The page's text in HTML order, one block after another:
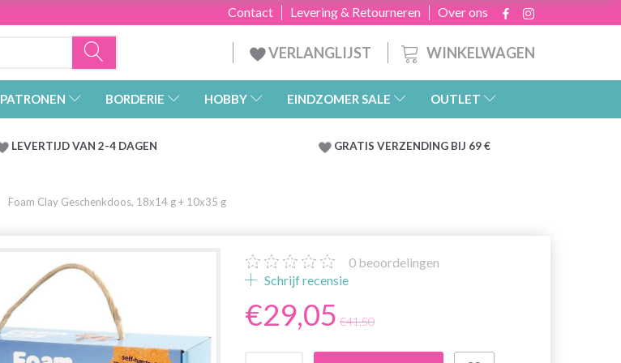
Over ons
Levering & Retourneren
Contact
WINKELWAGEN
VERLANGLIJST
PATRONEN BORDERIE HOBBY EINDZOMER SALE OUTLET
LEVERTIJD VAN 2-4 DAGEN GRATIS VERZENDING BIJ 69 €
Foam Clay Geschenkdoos, 18x14 g + 10x35 g
0 beoordelingen
Schrijf recensie
€29,05 €41,50